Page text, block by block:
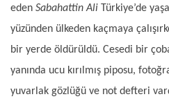
eden Sabahattin Ali Türkiye’de
yüzünden ülkeden kaçmaya
bir yerde öldürüldü. Cesedi bir
yanında ucu kırılmış piposu,
yuvarlak gözlüğü ve not defteri